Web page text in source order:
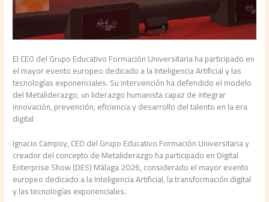
El CEO del Grupo Educativo Formación Universitaria ha participado en
el mayor evento europeo dedicado a la Inteligencia Artificial y las
tecnologías exponenciales. Su intervención ha defendido el modelo
del Metaliderazgo, un liderazgo humanista capaz de integrar
innovación, prevención, eficiencia y desarrollo del talento en la era
digital
Ignacio Campoy, CEO del Grupo Educativo Formación Universitaria y
creador del concepto de Metaliderazgo ha participado en Digital
Enterprise Show (DES) Málaga 2026, considerado el mayor evento
europeo dedicado a la Inteligencia Artificial, la transformación digital
y las tecnologías exponenciales.